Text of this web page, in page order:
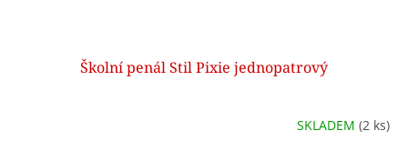
Školní penál Stil Pixie jednopatrový
SKLADEM (2 ks)